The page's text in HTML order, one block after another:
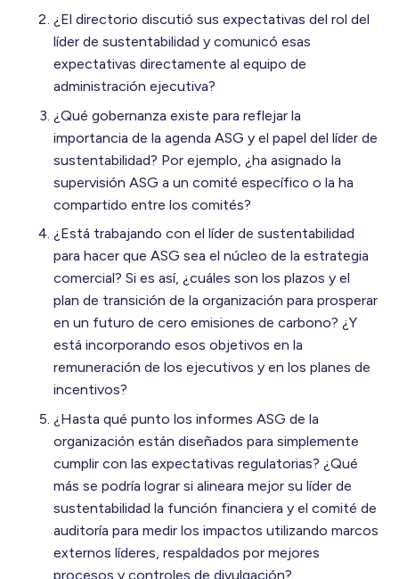
¿El directorio discutió sus expectativas del rol del
líder de sustentabilidad y comunicó esas
expectativas directamente al equipo de
administración ejecutiva?
¿Qué gobernanza existe para reflejar la
importancia de la agenda ASG y el papel del líder de
sustentabilidad? Por ejemplo, ¿ha asignado la
supervisión ASG a un comité específico o la ha
compartido entre los comités?
¿Está trabajando con el líder de sustentabilidad
para hacer que ASG sea el núcleo de la estrategia
comercial? Si es así, ¿cuáles son los plazos y el
plan de transición de la organización para prosperar
en un futuro de cero emisiones de carbono? ¿Y
está incorporando esos objetivos en la
remuneración de los ejecutivos y en los planes de
incentivos?
¿Hasta qué punto los informes ASG de la
organización están diseñados para simplemente
cumplir con las expectativas regulatorias? ¿Qué
más se podría lograr si alineara mejor su líder de
sustentabilidad la función financiera y el comité de
auditoría para medir los impactos utilizando marcos
externos líderes, respaldados por mejores
procesos y controles de divulgación?